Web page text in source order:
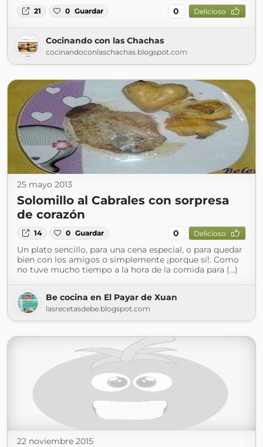
21 0 Guardar 0 Delicioso
Cocinando con las Chachas
cocinandoconlaschachas.blogspot.com
25 mayo 2013
Solomillo al Cabrales con sorpresa
de corazón
14 0 Guardar 0 Delicioso
Un plato sencillo, para una cena especial, o para quedar
bien con los amigos o simplemente ¡porque sí!. Como
no tuve mucho tiempo a la hora de la comida para (...)
Be cocina en El Payar de Xuan
lasrecetasdebe.blogspot.com
22 noviembre 2015